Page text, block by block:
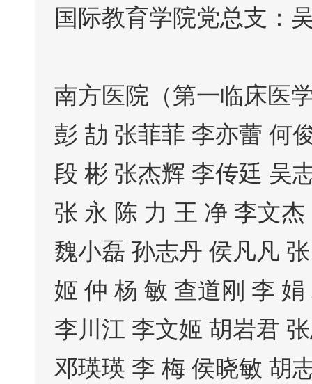
国际教育学院党总支：
南方医院（第一临床医
彭 劼 张菲菲 李亦蕾 何
段 彬 张杰辉 李传廷 吴
张 永 陈 力 王 净 李文
魏小磊 孙志丹 侯凡凡
姬 仲 杨 敏 查道刚 李
李川江 李文姬 胡岩君
邓瑛瑛 李 梅 侯晓敏 胡